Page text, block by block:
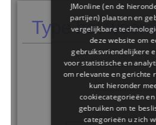
Type het woord
JMonline (en de hieronder
partijen) plaatsen en
vergelijkbare
deze website om
gebruiksvriendelijkere
voor statistische en
om relevante en gerichte
kunt hieronder meer
cookiecategorieën en
gebruiken om te
categorieën u zich wilt